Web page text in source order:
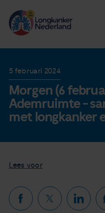
Doneer nu
Longkanker
Leven met
Ervaringen
5 februari 2024
Morgen (6
Ademruimte -
met longkanker
Lees voor